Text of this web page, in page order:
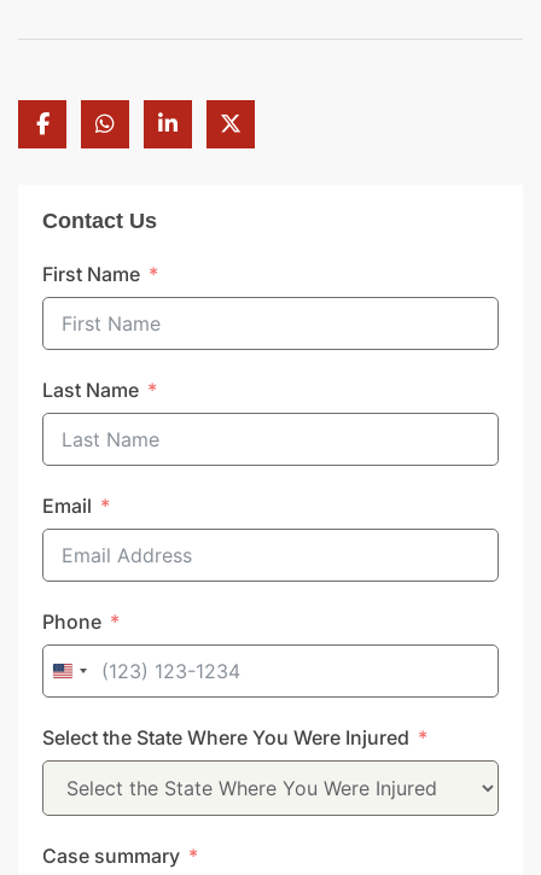
Contact Us
First Name
Last Name
Email
Phone
United
+1
Select the State Where You Were Injured
Case summary